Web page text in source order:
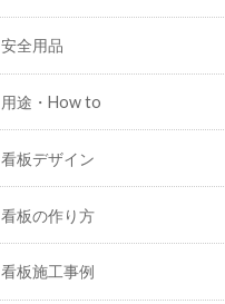
安全用品
用途・How to
看板デザイン
看板の作り方
看板施工事例